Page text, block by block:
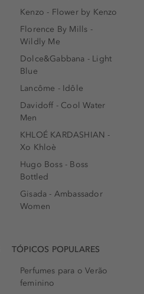
Kenzo - Flower by Kenzo
Florence By Mills -
Wildly Me
Dolce&Gabbana - Light
Blue
Lancôme - Idôle
Davidoff - Cool Water
Men
KHLOÉ KARDASHIAN -
Xo Khloè
Hugo Boss - Boss
Bottled
Gisada - Ambassador
Women
TÓPICOS POPULARES
Perfumes para o Verão
feminino